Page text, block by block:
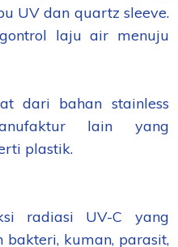
UV dan quartz sleeve.
laju air menuju
dari bahan stainless
lain yang
plastik.
radiasi UV-C yang
kuman, parasit,